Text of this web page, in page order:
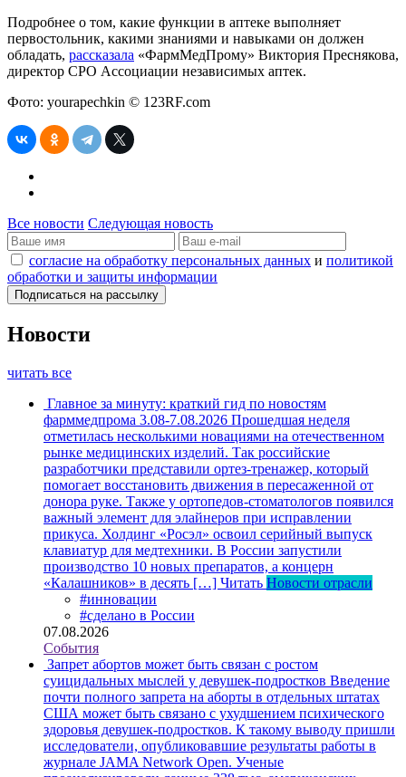
Подробнее о том, какие функции в аптеке выполняет
первостольник, какими знаниями и навыками он должен
обладать, рассказала «ФармМедПрому» Виктория Преснякова,
директор СРО Ассоциации независимых аптек.
Фото: yourapechkin © 123RF.com
Все новости Следующая новость
согласие на обработку персональных данных и политикой
обработки и защиты информации
Новости
читать все
Главное за минуту: краткий гид по новостям
фарммедпрома 3.08-7.08.2026 Прошедшая неделя
отметилась несколькими новациями на отечественном
рынке медицинских изделий. Так российские
разработчики представили ортез-тренажер, который
помогает восстановить движения в пересаженной от
донора руке. Также у ортопедов-стоматологов появился
важный элемент для элайнеров при исправлении
прикуса. Холдинг «Росэл» освоил серийный выпуск
клавиатур для медтехники. В России запустили
производство 10 новых препаратов, а концерн
«Калашников» в десять […] Читать Новости отрасли
#инновации
#сделано в России
07.08.2026
События
Запрет абортов может быть связан с ростом
суицидальных мыслей у девушек-подростков Введение
почти полного запрета на аборты в отдельных штатах
США может быть связано с ухудшением психического
здоровья девушек-подростков. К такому выводу пришли
исследователи, опубликовавшие результаты работы в
журнале JAMA Network Open. Ученые